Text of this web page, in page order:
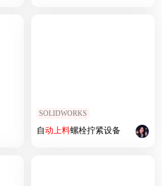
SOLIDWORKS
自动上料螺栓拧紧设备